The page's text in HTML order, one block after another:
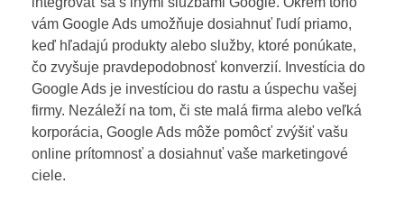
vám Google Ads umožňuje dosiahnuť ľudí priamo,
keď hľadajú produkty alebo služby, ktoré ponúkate,
čo zvyšuje pravdepodobnosť konverzií. Investícia do
Google Ads je investíciou do rastu a úspechu vašej
firmy. Nezáleží na tom, či ste malá firma alebo veľká
korporácia, Google Ads môže pomôcť zvýšiť vašu
online prítomnosť a dosiahnuť vaše marketingové
ciele.